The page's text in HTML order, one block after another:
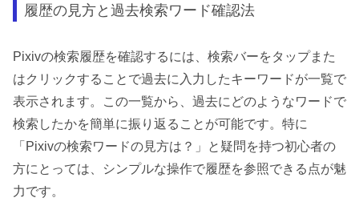
履歴の見方と過去検索ワード確認法
Pixivの検索履歴を確認するには、検索バーをタップまた
はクリックすることで過去に入力したキーワードが一覧で
表示されます。この一覧から、過去にどのようなワードで
検索したかを簡単に振り返ることが可能です。特に
「Pixivの検索ワードの見方は？」と疑問を持つ初心者の
方にとっては、シンプルな操作で履歴を参照できる点が魅
力です。